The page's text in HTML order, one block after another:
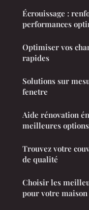
Écrouissage :
performances
Optimiser vos
rapides
Solutions sur
fenetre
Aide rénovation
meilleures
Trouvez votre
de qualité
Choisir les
pour votre maison